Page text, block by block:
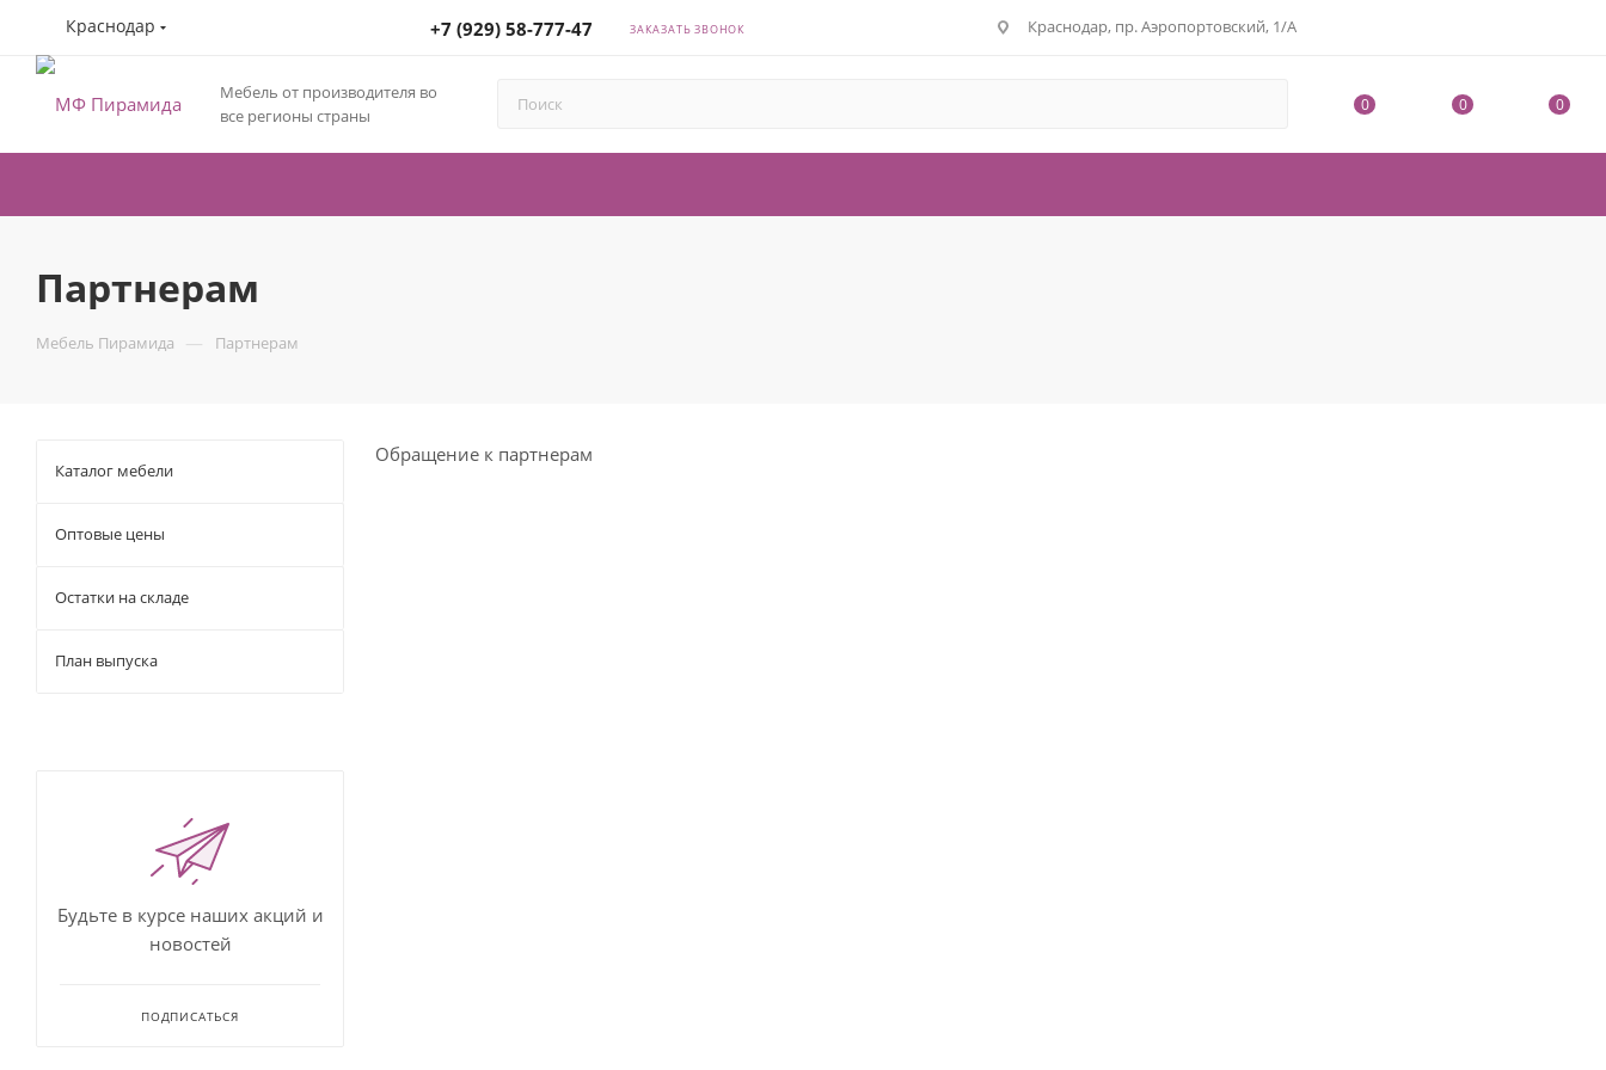
Краснодар +7 (929) 58-777-47 ЗАКАЗАТЬ ЗВОНОК Краснодар, пр. Аэропортовский, 1/А
Мебель от производителя во
все регионы страны
0 0 0
Партнерам
Мебель Пирамида — Партнерам
Обращение к партнерам
Каталог мебели
Оптовые цены
Остатки на складе
План выпуска
Будьте в курсе наших акций и
новостей
ПОДПИСАТЬСЯ